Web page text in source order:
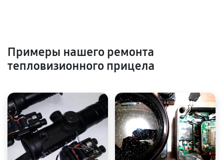
Примеры нашего ремонта
тепловизионного прицела